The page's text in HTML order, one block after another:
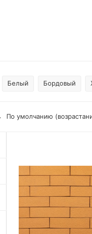
Белый Бордовый
По умолчанию